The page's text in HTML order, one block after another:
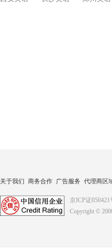
关于我们 商务合作 广告服务 代理商区
京ICP证050421
Copyright ©